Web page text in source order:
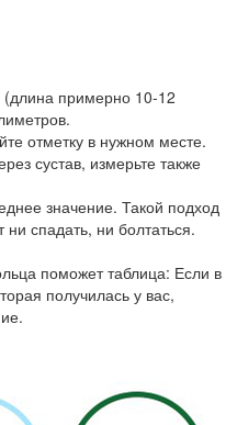
(длина примерно 10-12
отметку в нужном месте.
сустав, измерьте также
значение. Такой подход
ни спадать, ни болтаться.
поможет таблица: Если в
получилась у вас,